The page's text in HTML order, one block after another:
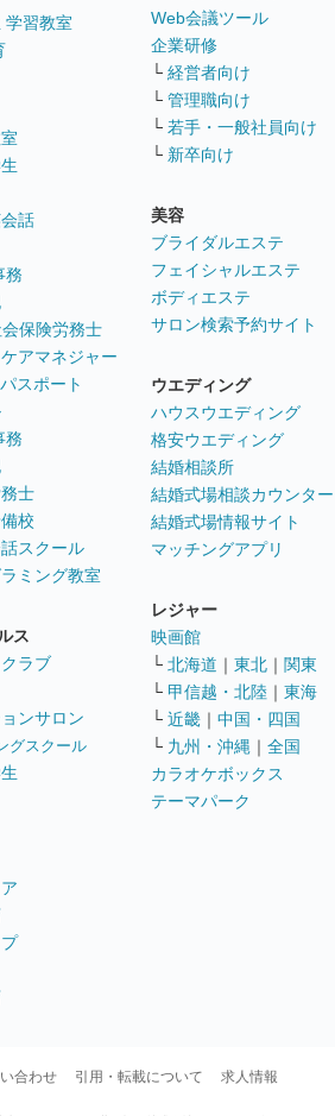
学習教室
話
務
保険労務士
ケアマネジャー
スポート
務
士
校
スクール
ミング教室
ス
ラブ
ンサロン
グスクール
Web会議ツール
企業研修
└ 経営者向け
└ 管理職向け
└ 若手・一般社員向け
└ 新卒向け
美容
ブライダルエステ
フェイシャルエステ
ボディエステ
サロン検索予約サイト
ウエディング
ハウスウエディング
格安ウエディング
結婚相談所
結婚式場相談カウンター
結婚式場情報サイト
マッチングアプリ
レジャー
映画館
└ 北海道 ｜ 東北 ｜ 関東
└ 甲信越・北陸 ｜ 東海
└ 近畿 ｜ 中国・四国
└ 九州・沖縄 ｜ 全国
カラオケボックス
テーマパーク
合わせ 引用・転載について 求人情報